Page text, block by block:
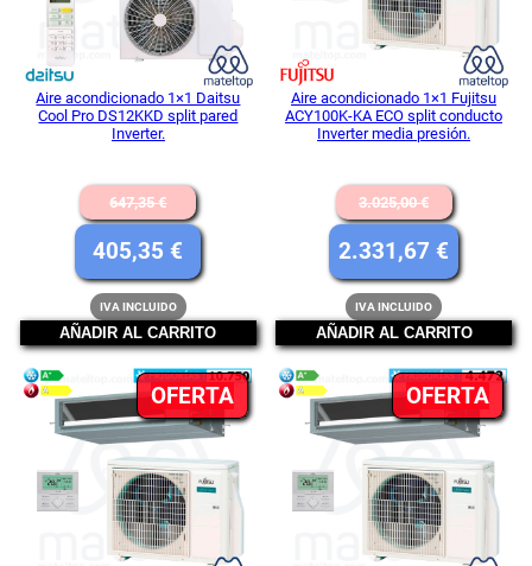
0
.
€
.
Aire acondicionado 1×1 Daitsu
Cool Pro DS12KKD split pared
Inverter.
647,35€
El
precio
original
era:
647,35 €.
405,35€
El
precio
actual
es:
405,35 €.
IVA INCLUIDO
AÑADIR AL CARRITO
Aire acondicionado 1×1 Fujitsu
ACY100K-KA ECO split conducto
Inverter media presión.
3.025,00€
El
precio
original
era:
3.025,00
2.331,67€ El
precio
actual
es:
IVA INCLUIDO
AÑADIR AL CARRITO
OFERTAPRODUCTO
EN
OFERTA
OFERTA
EN